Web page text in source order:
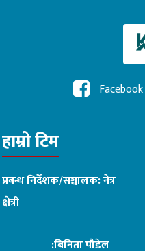
Facebook
हाम्रो टिम
प्रबन्ध निर्देशक/सञ्चालक: नेत्र
क्षेत्री
:बिनिता पौडेल